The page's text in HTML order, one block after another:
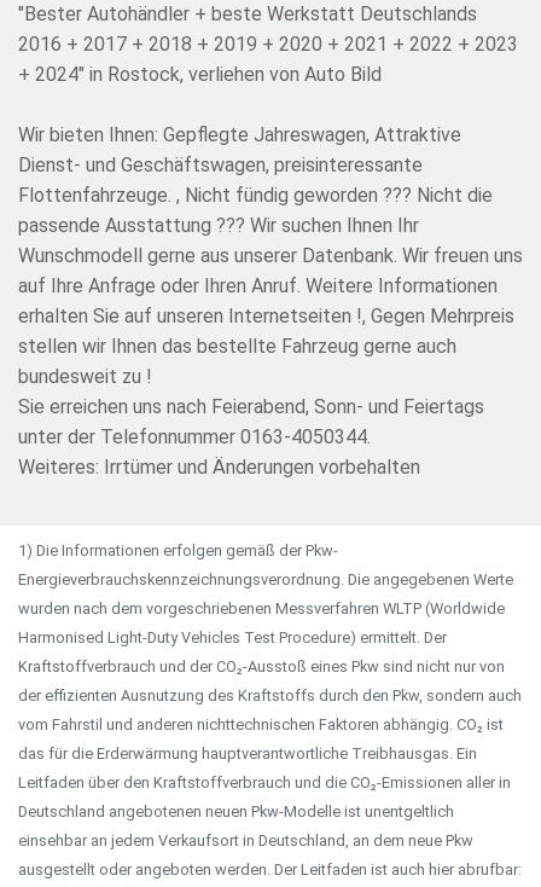
"Bester Autohändler + beste Werkstatt Deutschlands
2016 + 2017 + 2018 + 2019 + 2020 + 2021 + 2022 + 2023
+ 2024" in Rostock, verliehen von Auto Bild
Wir bieten Ihnen: Gepflegte Jahreswagen, Attraktive
Dienst- und Geschäftswagen, preisinteressante
Flottenfahrzeuge. , Nicht fündig geworden ??? Nicht die
passende Ausstattung ??? Wir suchen Ihnen Ihr
Wunschmodell gerne aus unserer Datenbank. Wir freuen uns
auf Ihre Anfrage oder Ihren Anruf. Weitere Informationen
erhalten Sie auf unseren Internetseiten !, Gegen Mehrpreis
stellen wir Ihnen das bestellte Fahrzeug gerne auch
bundesweit zu !
Sie erreichen uns nach Feierabend, Sonn- und Feiertags
unter der Telefonnummer 0163-4050344.
Weiteres: Irrtümer und Änderungen vorbehalten
1) Die Informationen erfolgen gemäß der Pkw-
Energieverbrauchskennzeichnungsverordnung. Die angegebenen Werte
wurden nach dem vorgeschriebenen Messverfahren WLTP (Worldwide
Harmonised Light-Duty Vehicles Test Procedure) ermittelt. Der
Kraftstoffverbrauch und der CO₂-Ausstoß eines Pkw sind nicht nur von
der effizienten Ausnutzung des Kraftstoffs durch den Pkw, sondern auch
vom Fahrstil und anderen nichttechnischen Faktoren abhängig. CO₂ ist
das für die Erderwärmung hauptverantwortliche Treibhausgas. Ein
Leitfaden über den Kraftstoffverbrauch und die CO₂-Emissionen aller in
Deutschland angebotenen neuen Pkw-Modelle ist unentgeltlich
einsehbar an jedem Verkaufsort in Deutschland, an dem neue Pkw
ausgestellt oder angeboten werden. Der Leitfaden ist auch hier abrufbar: